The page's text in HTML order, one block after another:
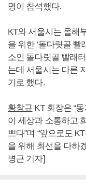
명이 참석했다.
KT와 서울시는 올해
을 위한 ‘돌다릿골 빨
소인 돌다릿골 빨래
는데 서울시는 다른
기로 했다.
황창규 KT 회장은 “
이 세상과 소통하고
쁘다”며 “앞으로도
을 위해 최선을 다하
병근 기자]